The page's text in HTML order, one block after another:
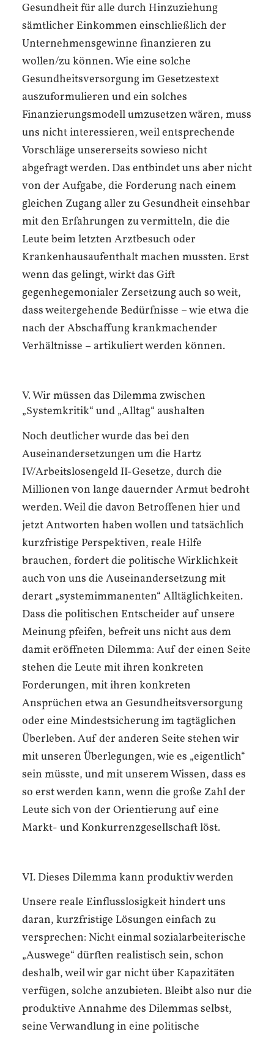
Gesundheit für alle durch Hinzuziehung
sämtlicher Einkommen einschließlich der
Unternehmensgewinne finanzieren zu
wollen/zu können. Wie eine solche
Gesundheitsversorgung im Gesetzestext
auszuformulieren und ein solches
Finanzierungsmodell umzusetzen wären, muss
uns nicht interessieren, weil entsprechende
Vorschläge unsererseits sowieso nicht
abgefragt werden. Das entbindet uns aber nicht
von der Aufgabe, die Forderung nach einem
gleichen Zugang aller zu Gesundheit einsehbar
mit den Erfahrungen zu vermitteln, die die
Leute beim letzten Arztbesuch oder
Krankenhausaufenthalt machen mussten. Erst
wenn das gelingt, wirkt das Gift
gegenhegemonialer Zersetzung auch so weit,
dass weitergehende Bedürfnisse – wie etwa die
nach der Abschaffung krankmachender
Verhältnisse – artikuliert werden können.
V. Wir müssen das Dilemma zwischen
„Systemkritik“ und „Alltag“ aushalten
Noch deutlicher wurde das bei den
Auseinandersetzungen um die Hartz
IV/Arbeitslosengeld II-Gesetze, durch die
Millionen von lange dauernder Armut bedroht
werden. Weil die davon Betroffenen hier und
jetzt Antworten haben wollen und tatsächlich
kurzfristige Perspektiven, reale Hilfe
brauchen, fordert die politische Wirklichkeit
auch von uns die Auseinandersetzung mit
derart „systemimmanenten“ Alltäglichkeiten.
Dass die politischen Entscheider auf unsere
Meinung pfeifen, befreit uns nicht aus dem
damit eröffneten Dilemma: Auf der einen Seite
stehen die Leute mit ihren konkreten
Forderungen, mit ihren konkreten
Ansprüchen etwa an Gesundheitsversorgung
oder eine Mindestsicherung im tagtäglichen
Überleben. Auf der anderen Seite stehen wir
mit unseren Überlegungen, wie es „eigentlich“
sein müsste, und mit unserem Wissen, dass es
so erst werden kann, wenn die große Zahl der
Leute sich von der Orientierung auf eine
Markt- und Konkurrenzgesellschaft löst.
VI. Dieses Dilemma kann produktiv werden
Unsere reale Einflusslosigkeit hindert uns
daran, kurzfristige Lösungen einfach zu
versprechen: Nicht einmal sozialarbeiterische
„Auswege“ dürften realistisch sein, schon
deshalb, weil wir gar nicht über Kapazitäten
verfügen, solche anzubieten. Bleibt also nur die
produktive Annahme des Dilemmas selbst,
seine Verwandlung in eine politische